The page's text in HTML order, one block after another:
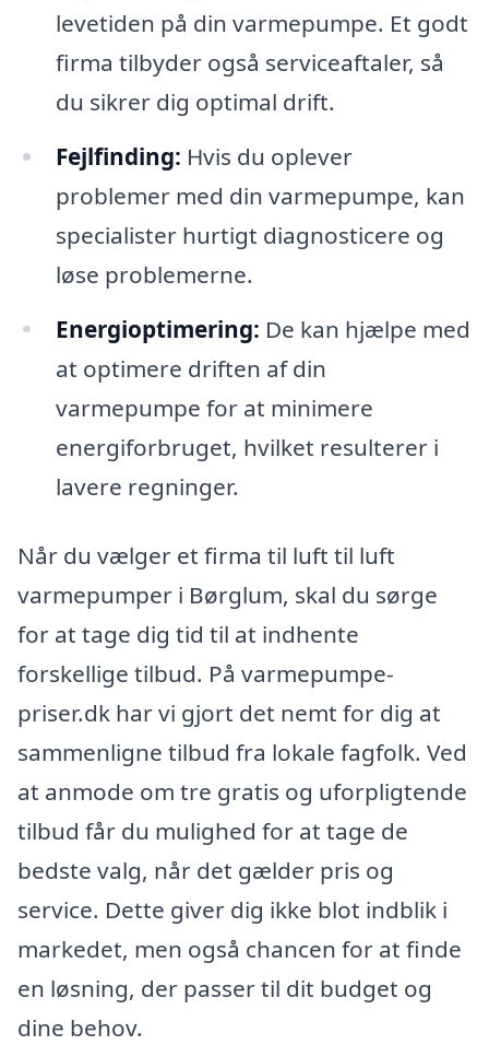
levetiden på din varmepumpe. Et godt
firma tilbyder også serviceaftaler, så
du sikrer dig optimal drift.
Fejlfinding: Hvis du oplever
problemer med din varmepumpe, kan
specialister hurtigt diagnosticere og
løse problemerne.
Energioptimering: De kan hjælpe med
at optimere driften af din
varmepumpe for at minimere
energiforbruget, hvilket resulterer i
lavere regninger.
Når du vælger et firma til luft til luft
varmepumper i Børglum, skal du sørge
for at tage dig tid til at indhente
forskellige tilbud. På varmepumpe-
priser.dk har vi gjort det nemt for dig at
sammenligne tilbud fra lokale fagfolk. Ved
at anmode om tre gratis og uforpligtende
tilbud får du mulighed for at tage de
bedste valg, når det gælder pris og
service. Dette giver dig ikke blot indblik i
markedet, men også chancen for at finde
en løsning, der passer til dit budget og
dine behov.